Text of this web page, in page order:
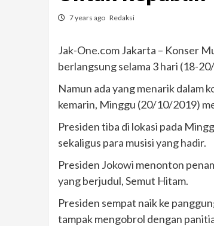
7 years ago Redaksi
Jak-One.com Jakarta – Konser
berlangsung selama 3 hari (18-
Namun ada yang menarik dalam
kemarin, Minggu (20/10/2019)
Presiden tiba di lokasi pada
sekaligus para musisi yang hadir.
Presiden Jokowi menonton
yang berjudul, Semut Hitam.
Presiden sempat naik ke
tampak mengobrol dengan